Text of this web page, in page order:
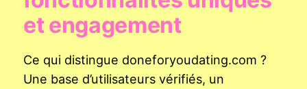
et engagement
Ce qui distingue doneforyoudating.com ?
Une base d’utilisateurs vérifiés, un